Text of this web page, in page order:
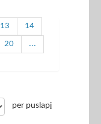
13
14
20 ...
per puslapį